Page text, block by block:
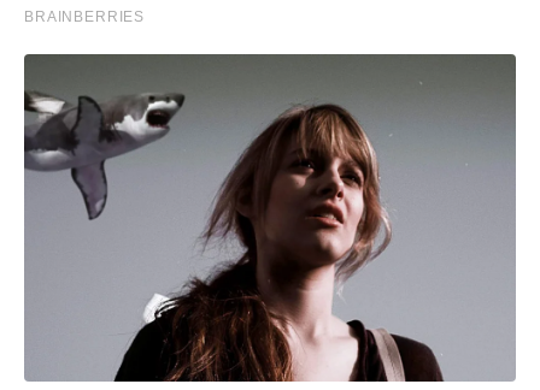
BRAINBERRIES